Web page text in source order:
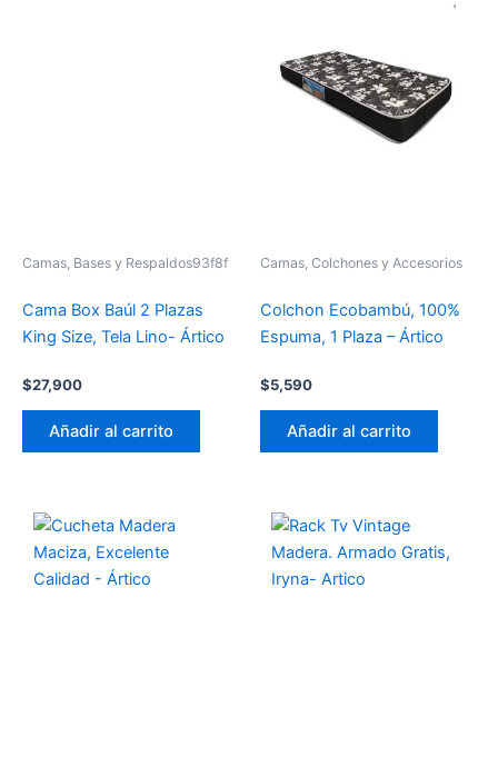
Camas, Bases y Respaldos93f8f
Cama Box Baúl 2 Plazas
King Size, Tela Lino- Ártico
$27,900
Añadir al carrito
Camas, Colchones y Accesorios
Colchon Ecobambú, 100%
Espuma, 1 Plaza – Ártico
$5,590
Añadir al carrito